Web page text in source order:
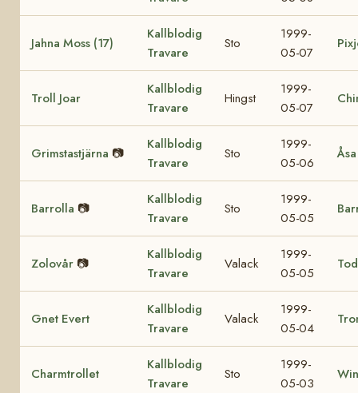
Jahna Moss (17)
Kallblodig
Travare
Sto
1999-
05-07
Troll Joar
Kallblodig
Travare
Hingst
1999-
05-07
Grimstastjärna 📷
Kallblodig
Travare
Sto
1999-
05-06
Barrolla 📷
Kallblodig
Travare
Sto
1999-
05-05
Zolovår 📷
Kallblodig
Travare
Valack
1999-
05-05
Gnet Evert
Kallblodig
Travare
Valack
1999-
05-04
Charmtrollet
Kallblodig
Travare
Sto
1999-
05-03